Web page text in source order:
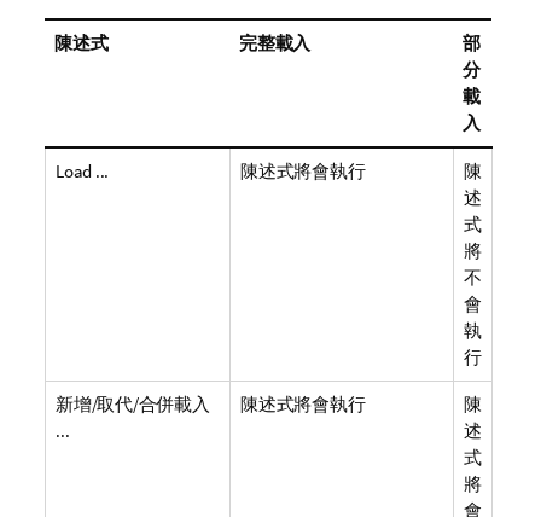
陳述式 完整載入
部
分
載
入
Load ... 陳述式將會執行
陳
述
式
將
不
會
執
行
新增/取代/合併載入
...
陳述式將會執行
陳
述
式
將
會